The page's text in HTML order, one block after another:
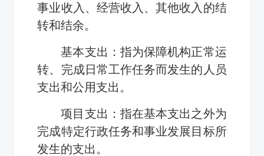
事业收入、经营收入、其他收入的结
转和结余。
基本支出：指为保障机构正常运
转、完成日常工作任务而发生的人员
支出和公用支出。
项目支出：指在基本支出之外为
完成特定行政任务和事业发展目标所
发生的支出。